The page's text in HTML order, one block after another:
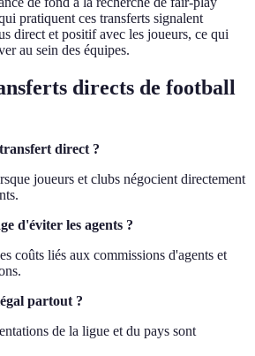
pratiquent ces transferts signalent
direct et positif avec les joueurs, ce qui
au sein des équipes.
directs de football
direct ?
joueurs et clubs négocient directement
d'éviter les agents ?
coûts liés aux commissions d'agents et
partout ?
de la ligue et du pays sont